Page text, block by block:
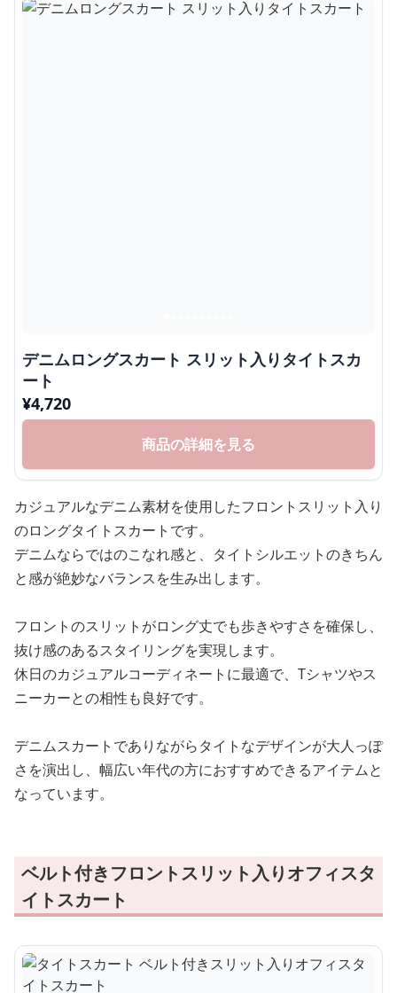
デニムロングスカート スリット入りタイトスカ
ート
¥4,720
商品の詳細を見る
カジュアルなデニム素材を使用したフロントスリット入り
のロングタイトスカートです。
デニムならではのこなれ感と、タイトシルエットのきちん
と感が絶妙なバランスを生み出します。
フロントのスリットがロング丈でも歩きやすさを確保し、
抜け感のあるスタイリングを実現します。
休日のカジュアルコーディネートに最適で、Tシャツやス
ニーカーとの相性も良好です。
デニムスカートでありながらタイトなデザインが大人っぽ
さを演出し、幅広い年代の方におすすめできるアイテムと
なっています。
ベルト付きフロントスリット入りオフィスタ
イトスカート